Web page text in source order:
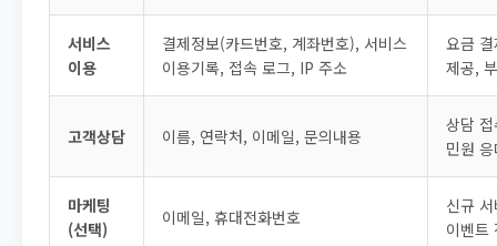
서비스
이용
결제정보(카드번호, 계좌번호), 서비스
이용기록, 접속 로그, IP 주소
요금
제공,
고객상담 이름, 연락처, 이메일, 문의내용
상담
민원
마케팅
(선택)
이메일, 휴대전화번호
신규
이벤트